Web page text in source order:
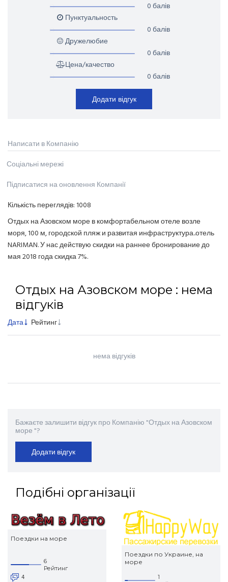
0 балів
Пунктуальность
0 балів
Дружелюбие
0 балів
Цена/качество
0 балів
Додати відгук
Написати в Компанію
Соціальні мережі
Підписатися на оновлення Компанії
Кількість переглядів:1008
Отдых на Азовском море в комфортабельном отеле возле
моря, 100 м, городской пляж и развитая инфраструктура..отель
NARIMAN. У нас действую скидки на раннее бронирование до
мая 2018 года скидка 7%.
Отдых на Азовском море : нема
відгуків
Дата Рейтинг
нема відгуків
Бажаєте залишити відгук про Компанію "Отдых на Азовском
море "?
Додати відгук
Подібні організації
Поездки на море
6
Рейтинг
4
Поездки по Украине, на
море
1